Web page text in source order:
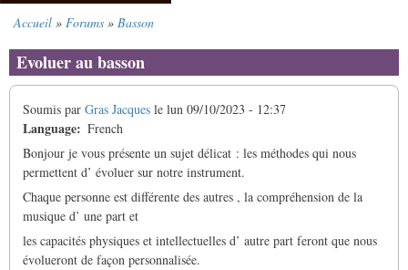
d'Ariane
Accueil Forums Basson
Evoluer au basson
Soumis par Gras Jacques le lun 09/10/2023 - 12:37
Language
French
Bonjour je vous présente un sujet délicat : les méthodes qui nous
permettent d’ évoluer sur notre instrument.
Chaque personne est différente des autres , la compréhension de la
musique d’ une part et
les capacités physiques et intellectuelles d’ autre part feront que nous
évolueront de façon personnalisée.